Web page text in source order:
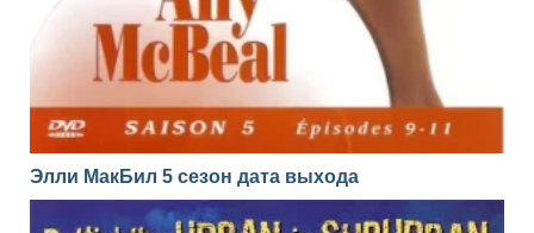
Элли МакБил 5 сезон дата выхода